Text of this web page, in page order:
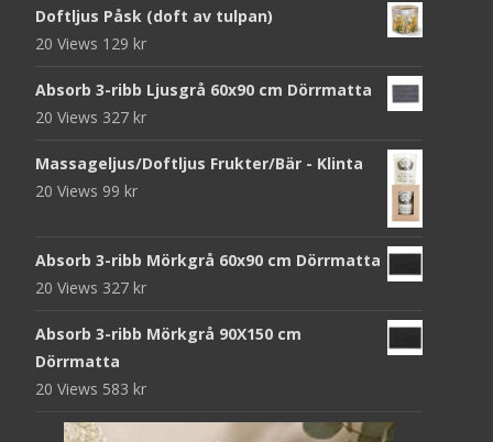
Doftljus Påsk (doft av tulpan)
20 Views 129 kr
Absorb 3-ribb Ljusgrå 60x90 cm Dörrmatta
20 Views 327 kr
Massageljus/Doftljus Frukter/Bär - Klinta
20 Views 99 kr
Absorb 3-ribb Mörkgrå 60x90 cm Dörrmatta
20 Views 327 kr
Absorb 3-ribb Mörkgrå 90X150 cm
Dörrmatta
20 Views 583 kr